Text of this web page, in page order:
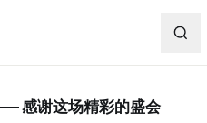
感谢这场精彩的盛会